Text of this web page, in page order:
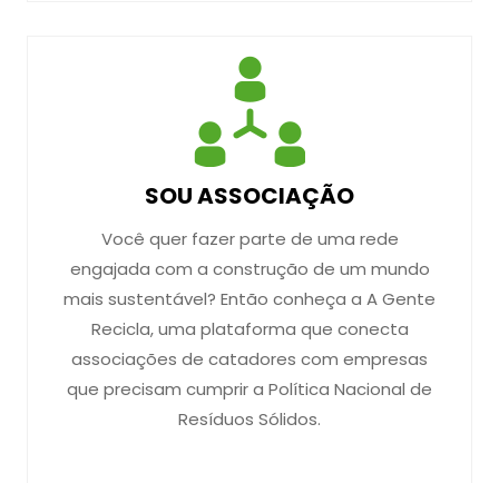
SOU ASSOCIAÇÃO
Você quer fazer parte de uma rede
engajada com a construção de um mundo
mais sustentável? Então conheça a A Gente
Recicla, uma plataforma que conecta
associações de catadores com empresas
que precisam cumprir a Política Nacional de
Resíduos Sólidos.